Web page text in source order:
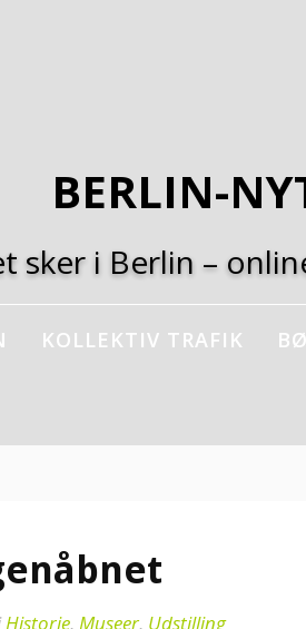
BERLIN-
sker i Berlin –
KOLLEKTIV TRAFIK
Historie, Museer, Udstilling